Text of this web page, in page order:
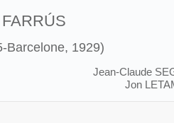
Barcelone, 1929)
Jean-Claude
Jon